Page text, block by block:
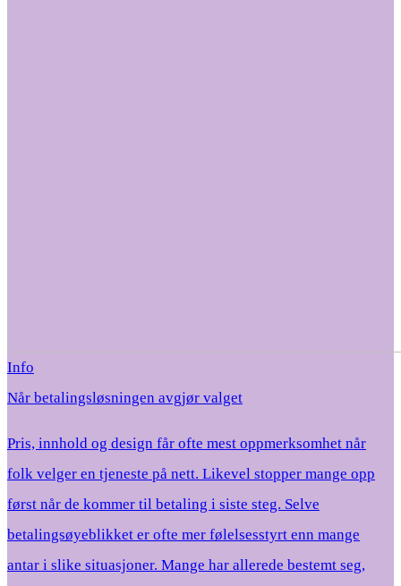
Info
Når betalingsløsningen avgjør valget
Pris, innhold og design får ofte mest oppmerksomhet når
folk velger en tjeneste på nett. Likevel stopper mange opp
først når de kommer til betaling i siste steg. Selve
betalingsøyeblikket er ofte mer følelsesstyrt enn mange
antar i slike situasjoner. Mange har allerede bestemt seg,